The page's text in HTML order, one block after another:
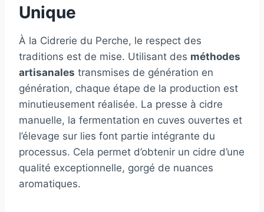
Unique
À la Cidrerie du Perche, le respect des
traditions est de mise. Utilisant des méthodes
artisanales transmises de génération en
génération, chaque étape de la production est
minutieusement réalisée. La presse à cidre
manuelle, la fermentation en cuves ouvertes et
l’élevage sur lies font partie intégrante du
processus. Cela permet d’obtenir un cidre d’une
qualité exceptionnelle, gorgé de nuances
aromatiques.